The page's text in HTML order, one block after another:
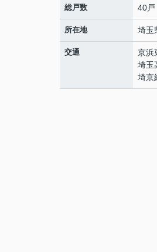
総戸数 40戸
所在地 埼玉
交通 京浜
埼玉
埼京